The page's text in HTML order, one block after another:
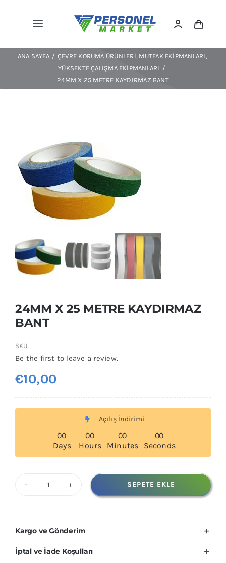
Toggle
Navigation
Kıyafetler
Spor/outdoor
Trafik/levha
ANA SAYFA ÇEVRE KORUMA ÜRÜNLERI MUTFAK EKIPMANLARI
YÜKSEKTE ÇALIŞMA EKIPMANLARI
24MM X 25 METRE KAYDIRMAZ BANT
24MM X 25 METRE KAYDIRMAZ
BANT
SKU
Be the first to leave a review.
€10,00
Açılış İndirimi
00
Days
00
Hours
00
Minutes
00
Seconds
METRE
KAYDIRMAZ
SEPETE EKLE
Kargo ve Gönderim
İptal ve İade Koşulları